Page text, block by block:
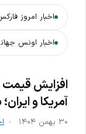
اخبار امروز
اخبار اونس
افزایش
آمریکا و
۳۰ بهمن ۱۴۰۴